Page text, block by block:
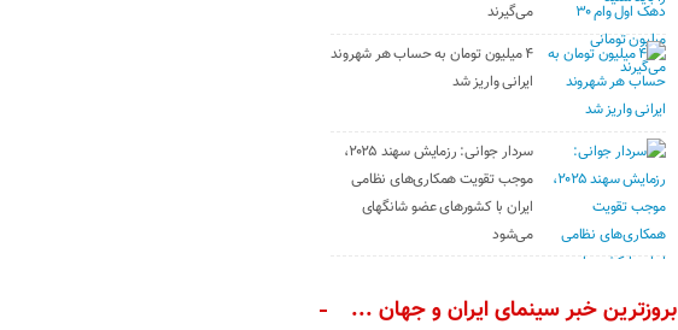
می‌گیرند
۴ میلیون تومان به حساب هر شهروند
ایرانی واریز شد
سردار جوانی: رزمایش سهند ۲۰۲۵،
موجب تقویت همکاری‌های نظامی
ایران با کشور‌های عضو شانگهای
می‌شود
بروزترین خبر سینمای ایران و جهان ...